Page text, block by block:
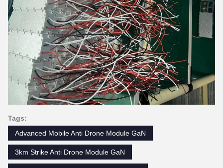
Tags:
Advanced Mobile Anti Drone Module GaN
3km Strike Anti Drone Module GaN